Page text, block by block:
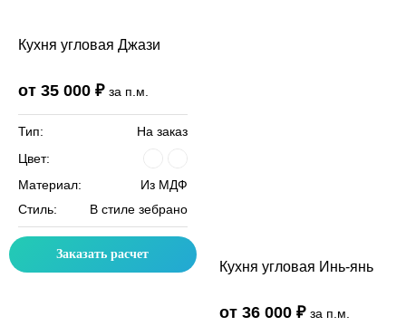
Кухня угловая Джази
от 35 000 ₽ за п.м.
Тип:
На заказ
Цвет:
Материал:
Из МДФ
Стиль:
В стиле зебрано
Заказать расчет
Кухня угловая Инь-янь
от 36 000 ₽ за п.м.